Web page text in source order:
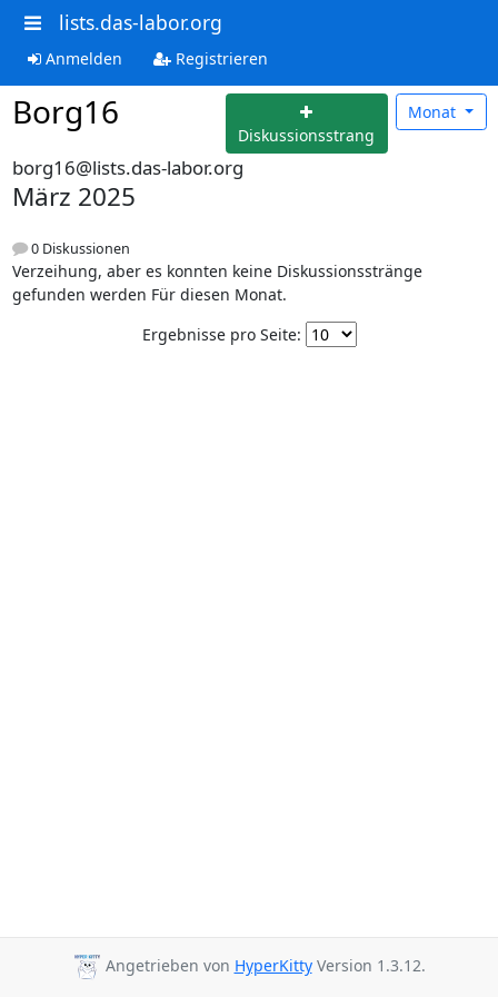
lists.das-labor.org
Anmelden Registrieren
Borg16
Diskussionsstrang
Monat
borg16@lists.das-labor.org
März 2025
0 Diskussionen
Verzeihung, aber es konnten keine Diskussionsstränge
gefunden werden Für diesen Monat.
Ergebnisse pro Seite:
Angetrieben von HyperKittyVersion 1.3.12.